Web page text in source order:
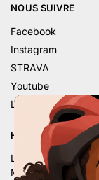
NOUS SUIVRE
Facebook
Instagram
STRAVA
Youtube
Linkedin
HORAIRE D’ÉTÉ
Lu. – 9h – 12h |
Ma. – 9h – 12h |